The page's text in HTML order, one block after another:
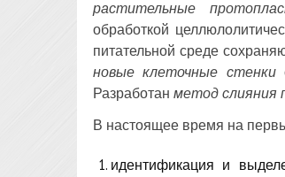
растительные
обработкой
питательной среде
новые клеточные стенки
Разработан метод слияния
В настоящее время на
идентификация и